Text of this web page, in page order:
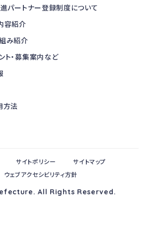
進パートナー登録制度について
容紹介
み紹介
ト・募集案内など
方法
All Rights Reserved.
サイトポリシー
サイトマップ
ウェブアクセシビリティ方針